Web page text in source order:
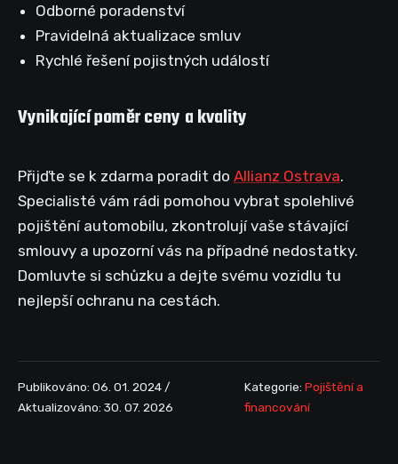
Odborné poradenství
Pravidelná aktualizace smluv
Rychlé řešení pojistných událostí
Vynikající poměr ceny a kvality
Přijďte se k zdarma poradit do Allianz Ostrava.
Specialisté vám rádi pomohou vybrat spolehlivé
pojištění automobilu, zkontrolují vaše stávající
smlouvy a upozorní vás na případné nedostatky.
Domluvte si schůzku a dejte svému vozidlu tu
nejlepší ochranu na cestách.
Publikováno: 06. 01. 2024 /
Aktualizováno: 30. 07. 2026
Kategorie: Pojištění a
financování